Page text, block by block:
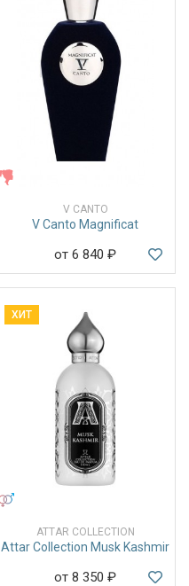
V CANTO
V Canto Magnificat
от 6 840 ₽
ХИТ
ATTAR COLLECTION
Attar Collection Musk Kashmir
от 8 350 ₽